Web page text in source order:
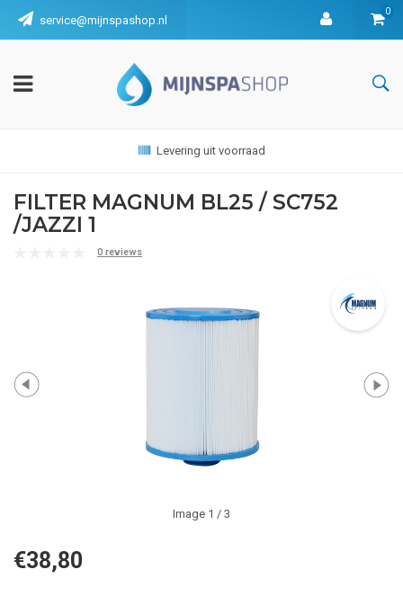
service@mijnspashop.nl
0
Levering uit voorraad
FILTER MAGNUM BL25 / SC752
/JAZZI 1
0 reviews
Image 1 / 3
€38,80